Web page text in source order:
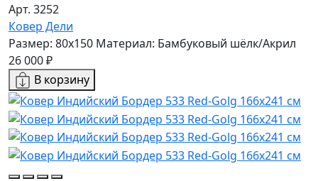
Арт. 3252
Ковер Дели
Размер: 80x150 Материал: Бамбуковый шёлк/Акрил
26 000 ₽
В корзину